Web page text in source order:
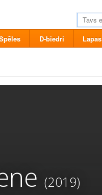
D-biedri Lapas
(2019)